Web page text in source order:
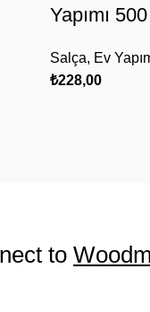
Yapımı
Salça, Ev
₺228,00
to